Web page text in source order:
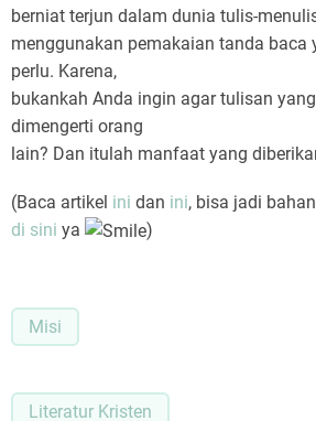
berniat terjun dalam dunia tulis-
menggunakan pemakaian tanda baca
perlu. Karena,
bukankah Anda ingin agar tulisan
dimengerti orang
lain? Dan itulah manfaat yang
(Baca artikel ini dan ini, bisa jadi
di sini ya )
Misi
Literatur Kristen